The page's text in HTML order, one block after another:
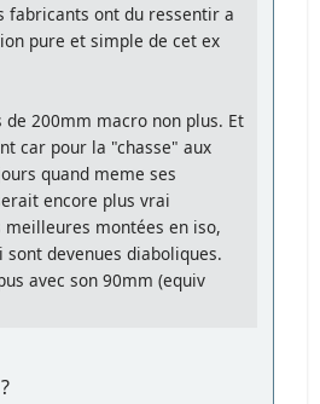
fabricants ont du ressentir a
pure et simple de cet ex
de 200mm macro non plus. Et
car pour la "chasse" aux
quand meme ses
encore plus vrai
montées en iso,
devenues diaboliques.
avec son 90mm (equiv